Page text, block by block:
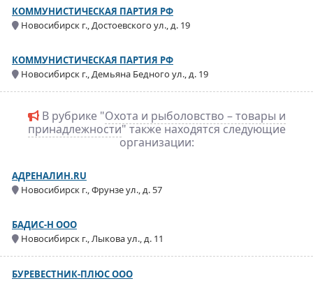
КОММУНИСТИЧЕСКАЯ ПАРТИЯ РФ
Новосибирск г., Достоевского ул., д. 19
КОММУНИСТИЧЕСКАЯ ПАРТИЯ РФ
Новосибирск г., Демьяна Бедного ул., д. 19
В рубрике "Охота и рыболовство – товары и
принадлежности" также находятся следующие
организации:
АДРЕНАЛИН.RU
Новосибирск г., Фрунзе ул., д. 57
БАДИС-Н ООО
Новосибирск г., Лыкова ул., д. 11
БУРЕВЕСТНИК-ПЛЮС ООО